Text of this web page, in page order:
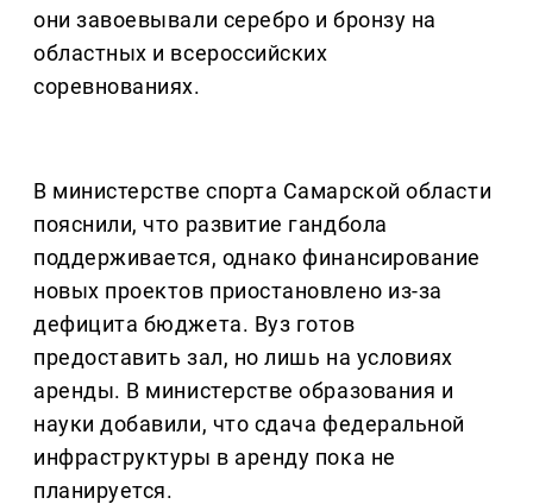
они завоевывали серебро и бронзу на
областных и всероссийских
соревнованиях.
В министерстве спорта Самарской области
пояснили, что развитие гандбола
поддерживается, однако финансирование
новых проектов приостановлено из-за
дефицита бюджета. Вуз готов
предоставить зал, но лишь на условиях
аренды. В министерстве образования и
науки добавили, что сдача федеральной
инфраструктуры в аренду пока не
планируется.